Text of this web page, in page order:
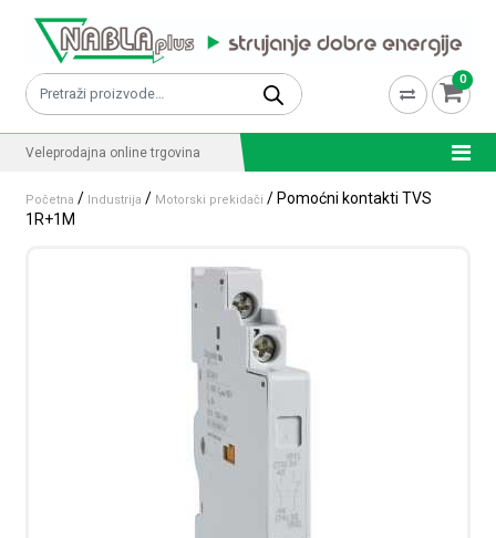
Pretraži: 0
Veleprodajna online trgovina
Početna / Industrija / Motorski prekidači / Pomoćni kontakti TVS
1R+1M